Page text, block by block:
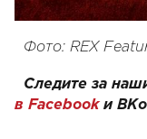
Фото: REX
Следите за
в Facebookи